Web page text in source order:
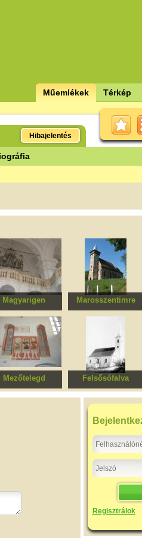
Műemlékek Térkép
Hibajelentés
Magyarigen
templom
Marosszentimre
Református templom,
katolikus templom
Mezőtelegd
templom
Felsősófalva
Református
templomegyüttes
Regisztrálok